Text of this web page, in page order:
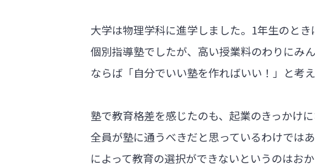
大学は物理学科に進学しました。1年生のと
個別指導塾でしたが、高い授業料のわりにみ
ならば「自分でいい塾を作ればいい！」と考え
塾で教育格差を感じたのも、起業のきっかけに
全員が塾に通うべきだと思っているわけでは
によって教育の選択ができないというのはおか